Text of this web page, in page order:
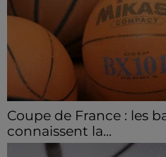
Coupe de France : les
connaissent la...
Le C'CMBM affrontera un